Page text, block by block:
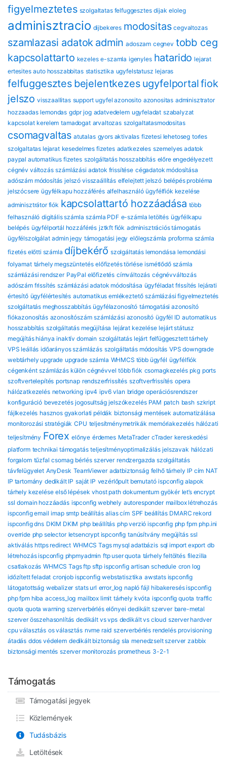
figyelmeztetes szolgaltatas felfuggesztes dijak eloleg
adminisztracio dijbekeres modositas cegvaltozas
szamlazasi adatok admin adoszam cegnev tobb ceg
kapcsolattarto kezeles e-szamla igenyles hatarido lejarat
ertesites auto hosszabbitas statisztika ugyfelstatusz lejaras
felfuggesztes bejelentkezes ugyfelportalfiok
jelszo visszaallitas support ugyfel azonosito azonositas adminisztrator
hozzaadas lemondas gdpr jog adatvedelem ugyfeladat szabalyzat
kapcsolat kerelem tamadogat arvaltozas szolgaltatasmodositas
csomagvaltas atutalas gyors aktivalas fizetesi lehetoseg torles
szolgaltatas lejarat kesedelmes fizetes adatkezeles szemelyes adatok
paypal automatikus fizetes szolgáltatás hosszabbítás előre engedélyezett
cégnév változás számlázási adatok frissítése cégadatok módosítása
adószám módosítás jelszó visszaállítás elfelejtett jelszó belépés probléma
jelszócsere ügyfélkapu hozzáférés alfelhasználó ügyfélfiók kezelése
adminisztrátor fiók kapcsolattartó hozzáadása több
felhasználó digitális számla számla PDF e-számla letöltés ügyfélkapu
belépés ügyfélportál hozzáférés jztkft fiók adminisztrációs támogatás
ügyfélszolgálat admin jegy támogatási jegy előlegszámla proforma számla
fizetés előtti számla díjbekérő szolgáltatás lemondása lemondási
folyamat tárhely megszüntetés előfizetés törlése ismétlődő számla
számlázási rendszer PayPal előfizetés címváltozás cégnévváltozás
adószám frissítés számlázási adatok módosítása ügyféladat frissítés lejárati
értesítő ügyfélértesítés automatikus emlékeztető számlázási figyelmeztetés
szolgáltatás meghosszabbítás ügyfélazonosító támogatási azonosító
fiókazonosítás azonosítószám számlázási azonosító ügyfél ID automatikus
hosszabbítás szolgáltatás megújítása lejárat kezelése lejárt státusz
megújítás hiánya inaktív domain szolgáltatás lejárt felfüggesztett tárhely
VPS leállás időarányos számlázás szolgáltatás módosítás VPS downgrade
webtárhely upgrade upgrade számla WHMCS több ügyfél ügyfélfiók
cégenként számlázás külön cégnévvel több fiók csomagkezelés pkg ports
szoftvertelepítés portsnap rendszerfrissítés szoftverfrissítés opera
hálózatkezelés networking ipv4 ipv6 vlan bridge operációsrendszer
konfiguráció bevezetés jogosultság jelszókezelés PAM patch bash szkript
fájlkezelés hasznos gyakorlati példák biztonsági mentések automatizálása
monitorozási stratégiák CPU teljesítménymetrikák memóriakezelés hálózati
teljesítmény Forex előnye érdemes MetaTrader cTrader kereskedési
platform technikai támogatás teljesítményoptimalizálás jelszavak hálózati
forgalom tűzfal csomag bérlés szerver rendzergazda szolgáltatás
távfelügyelet AnyDesk TeamViewer adatbiztonság felhő tárhely IP cím NAT
IP tartomány dedikált IP saját IP vezérlőpult bemutató ispconfig alapok
tárhely kezelése első lépések vhost path dokumentum gyökér let’s encrypt
ssl domain hozzáadás ispconfig webhely autoresponder mailbox létrehozás
ispconfig email imap smtp beállítás alias cím SPF beállítás DMARC rekord
ispconfig dns DKIM DKIM php beállítás php verzió ispconfig php fpm php.ini
override php selector letsencrypt ispconfig tanúsítvány megújítás ssl
aktiválás https redirect WHMCS Tags mysql adatbázis sql import export db
létrehozás ispconfig phpmyadmin ftp user quota tárhely feltöltés filezilla
csatlakozás WHMCS Tags ftp sftp ispconfig artisan schedule cron log
időzített feladat cronjob ispconfig webstatisztika awstats ispconfig
látogatottság webalizer stats url error_log napló fájl hibakeresés ispconfig
php fpm hiba access_log mailbox limit tárhely kvóta ispconfig quota traffic
quota quota warning szerverbérlés előnyei dedikált szerver bare-metal
szerver összehasonlítás dedikált vs vps dedikált vs cloud szerver hardver
cpu választás os választás nvme raid szerverbérlés rendelés provisioning
átadás ddos védelem dedikált biztonság sla menedzselt szerver zabbix
biztonsági mentés szerver monitorozás prometheus 3-2-1
Támogatás
Támogatási jegyek
Közlemények
Tudásbázis
Letöltések